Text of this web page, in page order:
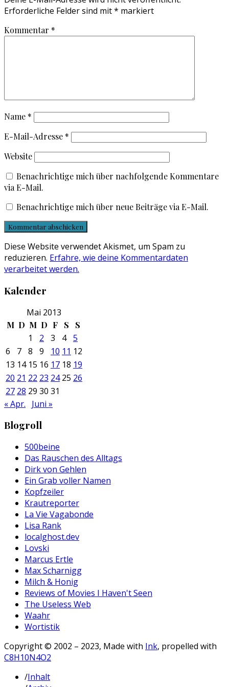
Erforderliche Felder sind mit* markiert
Kommentar *
Name *
E-Mail-Adresse *
Website
Benachrichtige mich über nachfolgende Kommentare
via E-Mail.
Benachrichtige mich über neue Beiträge via E-Mail.
Diese Website verwendet Akismet, um Spam zu
reduzieren. Erfahre, wie deine Kommentardaten
verarbeitet werden.
Kalender
Mai 2013
M D M D F S S
1 2 3 4 5
6
7 8 9 10 11 12
13 14 15 16 17 18 19
20 21 22 23 24 25 26
27 28 29 30 31
« Apr.
Juni »
Blogroll
500beine
Das Rauschen des Alltags
Dirk von Gehlen
Ein Grab voller Namen
Kopfzeiler
Krautreporter
La Vie Vagabonde
Lisa Rank
localghost.dev
Lovski
Marcus Ertle
Max Scharnigg
Milch & Honig
Reviews of Movies I Haven't Seen
The Useless Web
Waahr
Wortistik
Copyright © 2002 – 2023, Made with Ink, propelled with
C8H10N4O2
/Inhalt